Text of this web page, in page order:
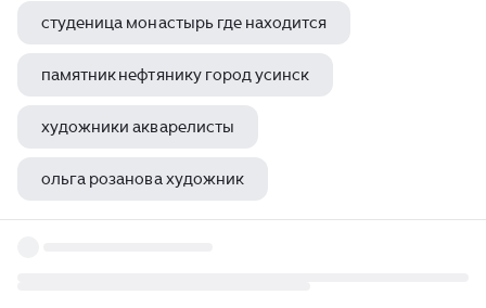
студеница монастырь где находится
памятник нефтянику город усинск
художники акварелисты
ольга розанова художник